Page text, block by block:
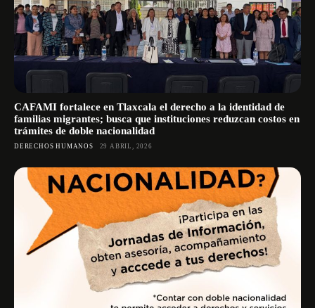
CAFAMI fortalece en Tlaxcala el derecho a la identidad de
familias migrantes; busca que instituciones reduzcan costos en
trámites de doble nacionalidad
DERECHOS HUMANOS 29 ABRIL, 2026